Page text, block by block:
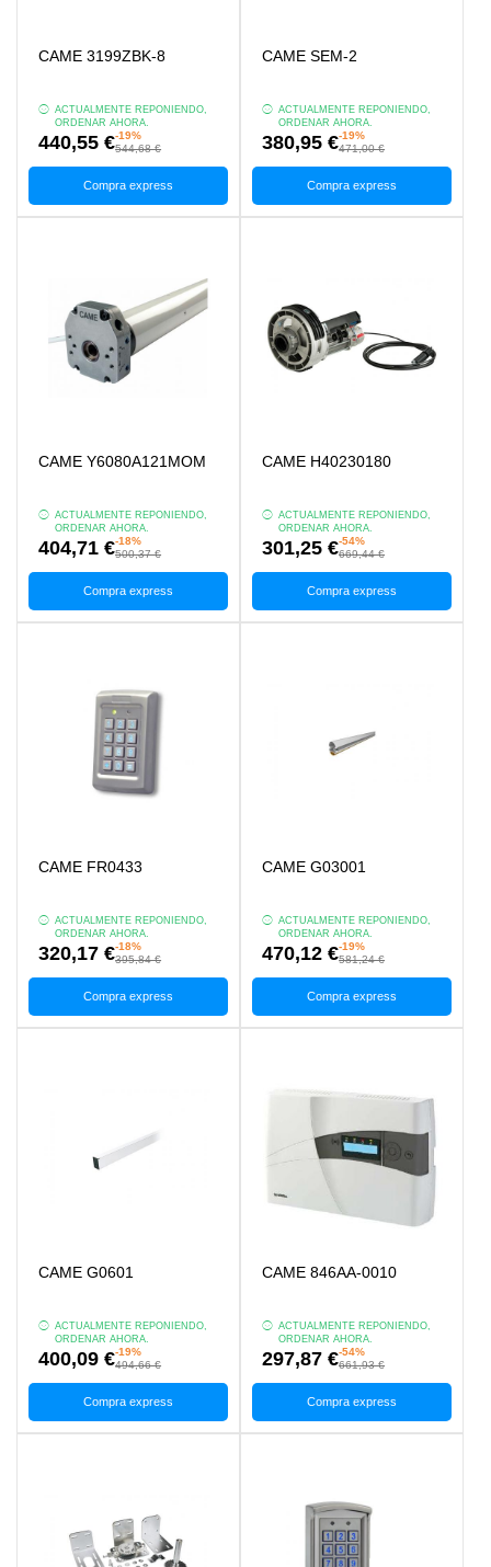
CAME 3199ZBK-8
ACTUALMENTE REPONIENDO,
ORDENAR AHORA.
440,55 €-19%
544,68 €
Compra express
CAME SEM-2
ACTUALMENTE REPONIENDO,
ORDENAR AHORA.
380,95 €-19%
471,00 €
Compra express
CAME Y6080A121MOM
ACTUALMENTE REPONIENDO,
ORDENAR AHORA.
404,71 €-18%
500,37 €
Compra express
CAME H40230180
ACTUALMENTE REPONIENDO,
ORDENAR AHORA.
301,25 €-54%
669,44 €
Compra express
CAME FR0433
ACTUALMENTE REPONIENDO,
ORDENAR AHORA.
320,17 €-18%
395,84 €
Compra express
CAME G03001
ACTUALMENTE REPONIENDO,
ORDENAR AHORA.
470,12 €-19%
581,24 €
Compra express
CAME G0601
ACTUALMENTE REPONIENDO,
ORDENAR AHORA.
400,09 €-19%
494,66 €
Compra express
CAME 846AA-0010
ACTUALMENTE REPONIENDO,
ORDENAR AHORA.
297,87 €-54%
661,93 €
Compra express